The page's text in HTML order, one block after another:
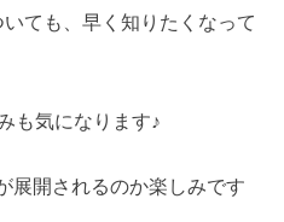
ても、早く知りたくなって
も気になります♪
展開されるのか楽しみです